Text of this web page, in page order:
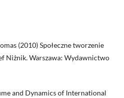
(2010) Społeczne tworzenie
Niżnik. Warszawa: Wydawnictwo
and Dynamics of International